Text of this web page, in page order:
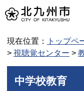
現在位置： トップペ
> 視聴覚センター >
中学校教育